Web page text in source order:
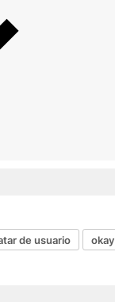
de usuario okay